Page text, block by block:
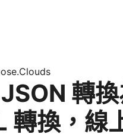
轉
轉換，線